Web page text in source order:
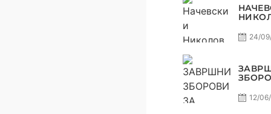
МОРА
С5Е2
24/
ЏОЛЕ
12/